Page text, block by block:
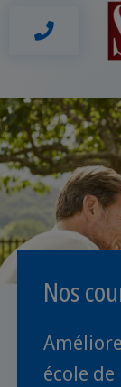
Nos
école